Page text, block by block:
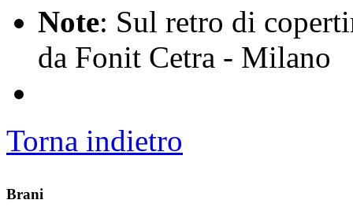
Note: Sul retro di
da Fonit Cetra - Milano
Torna indietro
Brani